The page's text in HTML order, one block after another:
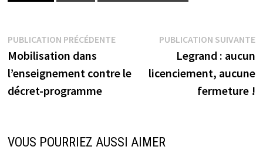
Navigation
de
l’article
PUBLICATION PRÉCÉDENTEPublication
Mobilisation dans
l’enseignement contre le
décret-programme
PUBLICATION SUIVANTE
Legrand : aucun
licenciement, aucune
fermeture !
VOUS POURRIEZ AUSSI AIMER